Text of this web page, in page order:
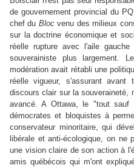
de gouvernement provincial du
chef du Blocvenu des milieux
sur la doctrine économique et
réelle rupture avec l'aile
souverainiste plus largement.
modération avait rétabli une
réelle vigueur, s'assurant
discours clair sur la souveraineté,
avancé. A Ottawa, le "tout sauf
démocrates et bloquistes à
conservateur minoritaire, qui
libérale et anti-écologique, on ne
une vision claire de son action à
amis québécois qui m'ont